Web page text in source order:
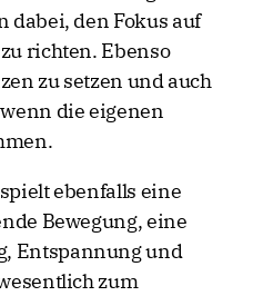
dabei, den Fokus auf
richten. Ebenso
zu setzen und auch
die eigenen
ebenfalls eine
Bewegung, eine
Entspannung und
zum